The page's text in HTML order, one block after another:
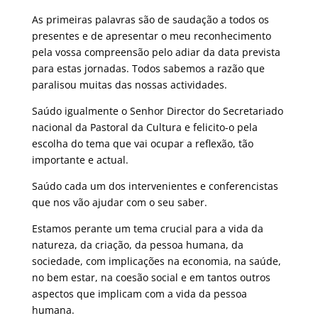
As primeiras palavras são de saudação a todos os
presentes e de apresentar o meu reconhecimento
pela vossa compreensão pelo adiar da data prevista
para estas jornadas. Todos sabemos a razão que
paralisou muitas das nossas actividades.
Saúdo igualmente o Senhor Director do Secretariado
nacional da Pastoral da Cultura e felicito-o pela
escolha do tema que vai ocupar a reflexão, tão
importante e actual.
Saúdo cada um dos intervenientes e conferencistas
que nos vão ajudar com o seu saber.
Estamos perante um tema crucial para a vida da
natureza, da criação, da pessoa humana, da
sociedade, com implicações na economia, na saúde,
no bem estar, na coesão social e em tantos outros
aspectos que implicam com a vida da pessoa
humana.